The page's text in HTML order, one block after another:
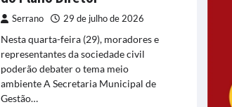
Serrano 29 de julho de 2026
Nesta quarta-feira (29), moradores e
representantes da sociedade civil
poderão debater o tema meio
ambiente A Secretaria Municipal de
Gestão…